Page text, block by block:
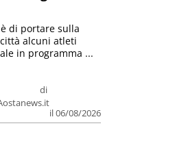
di
il 06/08/2026
di portare sulla
alcuni atleti
in programma ...